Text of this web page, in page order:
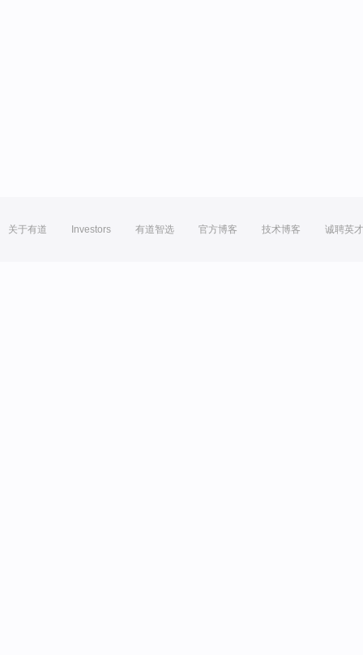
关于有道 Investors 有道智选 官方博客 技术博客 诚聘英才